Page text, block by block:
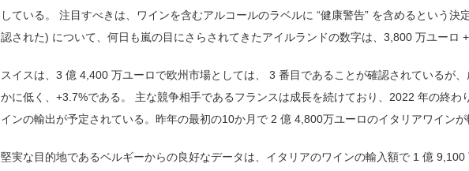
している。 注目すべきは、ワインを含むアルコールのラベルに “健康警告” を含めるという決
認された) について、何日も嵐の目にさらされてきたアイルランドの数字は、3,800 万ユーロ
スイスは、3 億 4,400 万ユーロで欧州市場としては、 3 番目であることが確認されているが
かに低く、+3.7%である。 主な競争相手であるフランスは成長を続けており、2022 年の終わ
インの輸出が予定されている。昨年の最初の10か月で 2 億 4,800万ユーロのイタリアワインが
堅実な目的地であるベルギーからの良好なデータは、イタリアのワインの輸入額で 1 億